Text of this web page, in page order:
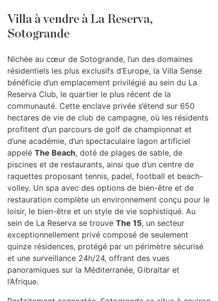
Villa à vendre à La Reserva,
Sotogrande
Nichée au cœur de Sotogrande, l’un des domaines
résidentiels les plus exclusifs d’Europe, la Villa Sense
bénéficie d’un emplacement privilégié au sein du La
Reserva Club, le quartier le plus récent de la
communauté. Cette enclave privée s’étend sur 650
hectares de vie de club de campagne, où les résidents
profitent d’un parcours de golf de championnat et
d’une académie, d’un spectaculaire lagon artificiel
appelé The Beach, doté de plages de sable, de
piscines et de restaurants, ainsi que d’un centre de
raquettes proposant tennis, padel, football et beach-
volley. Un spa avec des options de bien-être et de
restauration complète un environnement conçu pour le
loisir, le bien-être et un style de vie sophistiqué. Au
sein de La Reserva se trouve The 15, un secteur
exceptionnellement privé composé de seulement
quinze résidences, protégé par un périmètre sécurisé
et une surveillance 24h/24, offrant des vues
panoramiques sur la Méditerranée, Gibraltar et
l’Afrique.